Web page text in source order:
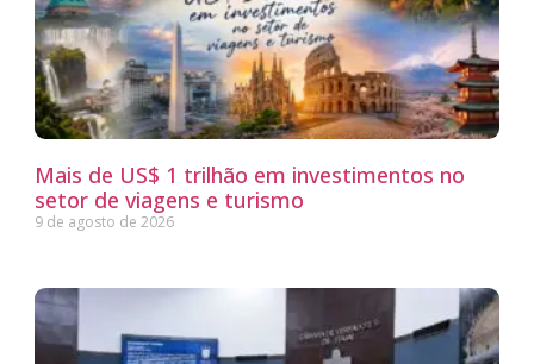
Mais de US$ 1 trilhão em investimentos no
setor de viagens e turismo
9 de agosto de 2026